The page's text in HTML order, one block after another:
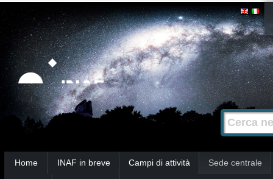
Strumenti
personali
Salta
contenuti.
|
Salta
alla
navigazione
Cerca nel
Ricerca
avanzata…
Home INAF in breve Campi di attività Sede centrale